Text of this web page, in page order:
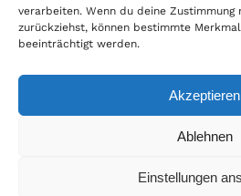
verarbeiten. Wenn du deine
zurückziehst, können bestimmte
beeinträchtigt werden.
Akzeptieren
Ablehnen
Einstellungen
© Copyright 2026 | World of Coins |
|Zahlung &